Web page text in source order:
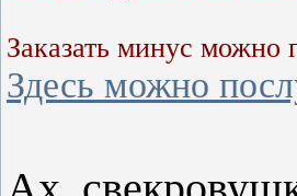
Заказать минус можно
Здесь можно